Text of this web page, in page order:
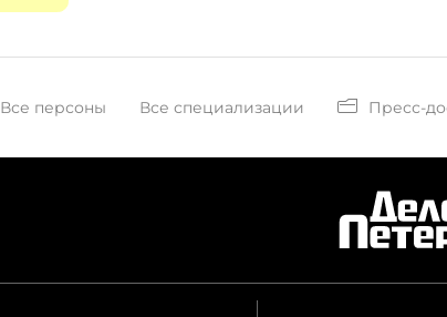
Все персоны Все специализации Пресс-